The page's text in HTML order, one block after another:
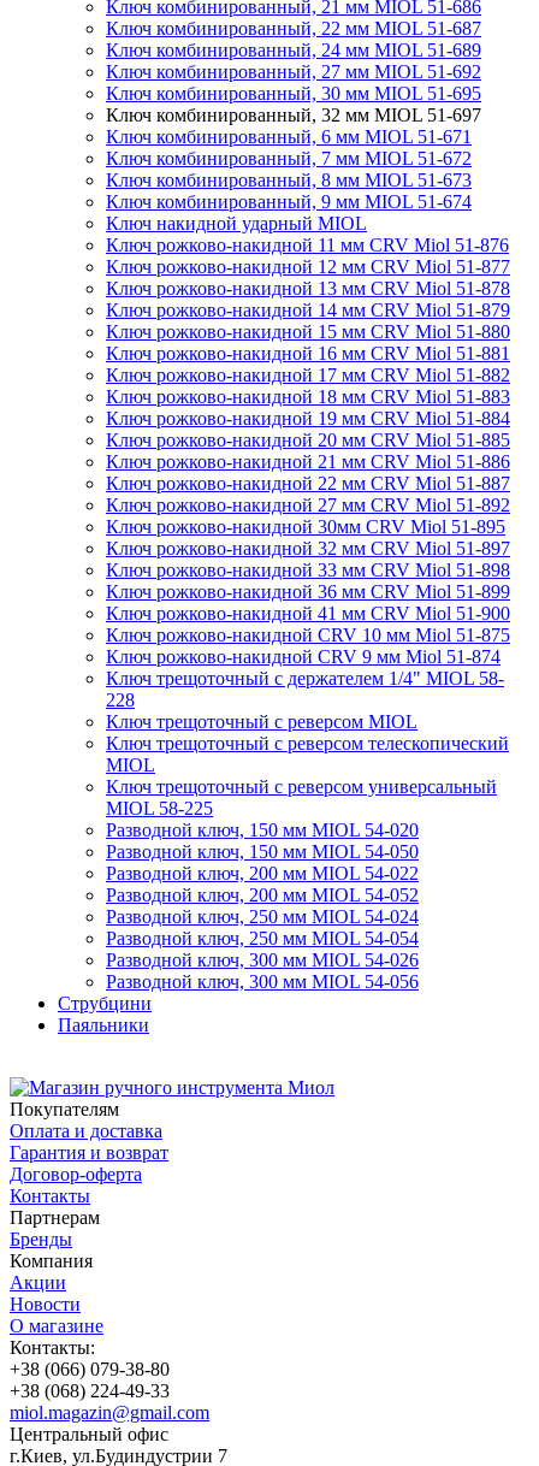
Ключ комбинированный, 21 мм MIOL 51-686
Ключ комбинированный, 22 мм MIOL 51-687
Ключ комбинированный, 24 мм MIOL 51-689
Ключ комбинированный, 27 мм MIOL 51-692
Ключ комбинированный, 30 мм MIOL 51-695
Ключ комбинированный, 32 мм MIOL 51-697
Ключ комбинированный, 6 мм MIOL 51-671
Ключ комбинированный, 7 мм MIOL 51-672
Ключ комбинированный, 8 мм MIOL 51-673
Ключ комбинированный, 9 мм MIOL 51-674
Ключ накидной ударный MIOL
Ключ рожково-накидной 11 мм CRV Miol 51-876
Ключ рожково-накидной 12 мм CRV Miol 51-877
Ключ рожково-накидной 13 мм CRV Miol 51-878
Ключ рожково-накидной 14 мм CRV Miol 51-879
Ключ рожково-накидной 15 мм CRV Miol 51-880
Ключ рожково-накидной 16 мм CRV Miol 51-881
Ключ рожково-накидной 17 мм CRV Miol 51-882
Ключ рожково-накидной 18 мм CRV Miol 51-883
Ключ рожково-накидной 19 мм CRV Miol 51-884
Ключ рожково-накидной 20 мм CRV Miol 51-885
Ключ рожково-накидной 21 мм CRV Miol 51-886
Ключ рожково-накидной 22 мм CRV Miol 51-887
Ключ рожково-накидной 27 мм CRV Miol 51-892
Ключ рожково-накидной 30мм CRV Miol 51-895
Ключ рожково-накидной 32 мм CRV Miol 51-897
Ключ рожково-накидной 33 мм CRV Miol 51-898
Ключ рожково-накидной 36 мм CRV Miol 51-899
Ключ рожково-накидной 41 мм CRV Miol 51-900
Ключ рожково-накидной CRV 10 мм Miol 51-875
Ключ рожково-накидной CRV 9 мм Miol 51-874
Ключ трещоточный с держателем 1/4" MIOL 58-
228
Ключ трещоточный с реверсом MIOL
Ключ трещоточный с реверсом телескопический
MIOL
Ключ трещоточный с реверсом универсальный
MIOL 58-225
Разводной ключ, 150 мм MIOL 54-020
Разводной ключ, 150 мм MIOL 54-050
Разводной ключ, 200 мм MIOL 54-022
Разводной ключ, 200 мм MIOL 54-052
Разводной ключ, 250 мм MIOL 54-024
Разводной ключ, 250 мм MIOL 54-054
Разводной ключ, 300 мм MIOL 54-026
Разводной ключ, 300 мм MIOL 54-056
Струбцини
Паяльники
Покупателям
Оплата и доставка
Гарантия и возврат
Договор-оферта
Контакты
Партнерам
Бренды
Компания
Акции
Новости
О магазине
Контакты:
+38 (066) 079-38-80
+38 (068) 224-49-33
miol.magazin@gmail.com
Центральный офис
г.Киев, ул.Будиндустрии 7